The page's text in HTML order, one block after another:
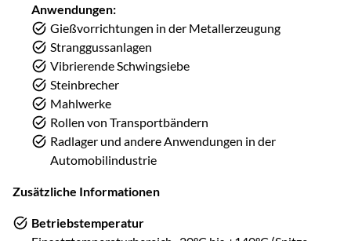
Anwendungen:
Gießvorrichtungen in der Metallerzeugung
Stranggussanlagen
Vibrierende Schwingsiebe
Steinbrecher
Mahlwerke
Rollen von Transportbändern
Radlager und andere Anwendungen in der
Automobilindustrie
Zusätzliche Informationen
Betriebstemperatur